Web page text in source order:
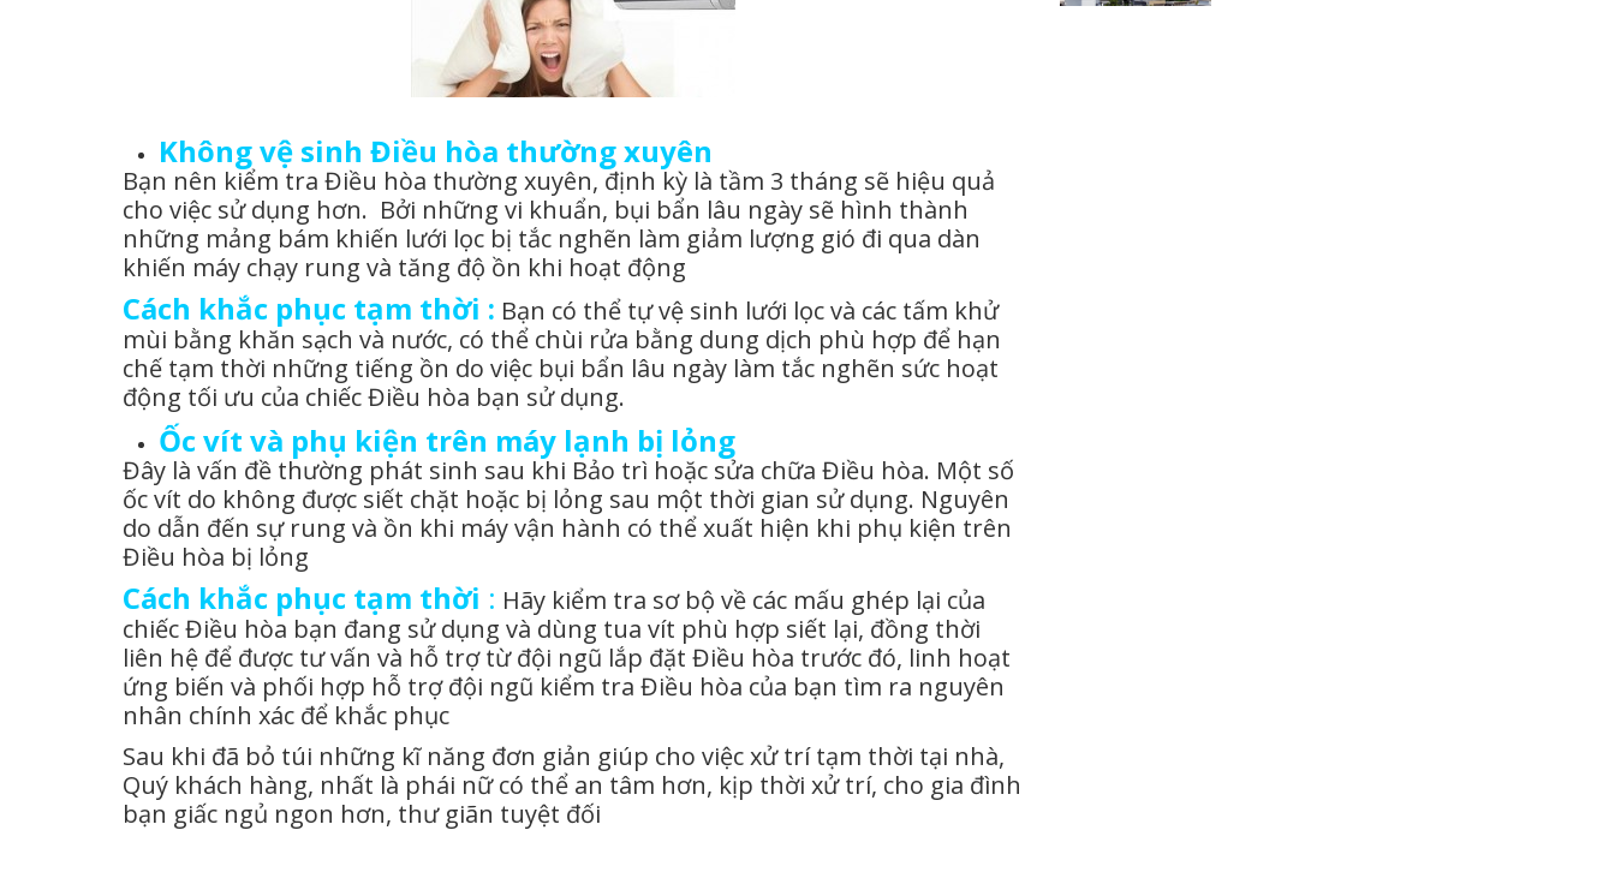
Không vệ sinh Điều hòa thường xuyên
Bạn nên kiểm tra Điều hòa thường xuyên, định kỳ là tầm 3 tháng sẽ hiệu quả
cho việc sử dụng hơn. Bởi những vi khuẩn, bụi bẩn lâu ngày sẽ hình thành
những mảng bám khiến lưới lọc bị tắc nghẽn làm giảm lượng gió đi qua dàn
khiến máy chạy rung và tăng độ ồn khi hoạt động
Cách khắc phục tạm thời : Bạn có thể tự vệ sinh lưới lọc và các tấm khử
mùi bằng khăn sạch và nước, có thể chùi rửa bằng dung dịch phù hợp để hạn
chế tạm thời những tiếng ồn do việc bụi bẩn lâu ngày làm tắc nghẽn sức hoạt
động tối ưu của chiếc Điều hòa bạn sử dụng.
Ốc vít và phụ kiện trên máy lạnh bị lỏng
Đây là vấn đề thường phát sinh sau khi Bảo trì hoặc sửa chữa Điều hòa. Một số
ốc vít do không được siết chặt hoặc bị lỏng sau một thời gian sử dụng. Nguyên
do dẫn đến sự rung và ồn khi máy vận hành có thể xuất hiện khi phụ kiện trên
Điều hòa bị lỏng
Cách khắc phục tạm thời : Hãy kiểm tra sơ bộ về các mấu ghép lại của
chiếc Điều hòa bạn đang sử dụng và dùng tua vít phù hợp siết lại, đồng thời
liên hệ để được tư vấn và hỗ trợ từ đội ngũ lắp đặt Điều hòa trước đó, linh hoạt
ứng biến và phối hợp hỗ trợ đội ngũ kiểm tra Điều hòa của bạn tìm ra nguyên
nhân chính xác để khắc phục
Sau khi đã bỏ túi những kĩ năng đơn giản giúp cho việc xử trí tạm thời tại nhà,
Quý khách hàng, nhất là phái nữ có thể an tâm hơn, kịp thời xử trí, cho gia đình
bạn giấc ngủ ngon hơn, thư giãn tuyệt đối